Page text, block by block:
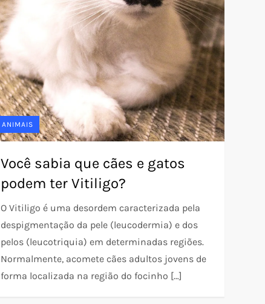
ANIMAIS
Você sabia que cães e gatos
podem ter Vitiligo?
O Vitiligo é uma desordem caracterizada pela
despigmentação da pele (leucodermia) e dos
pelos (leucotriquia) em determinadas regiões.
Normalmente, acomete cães adultos jovens de
forma localizada na região do focinho […]